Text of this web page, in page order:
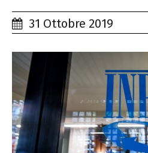
31 Ottobre 2019